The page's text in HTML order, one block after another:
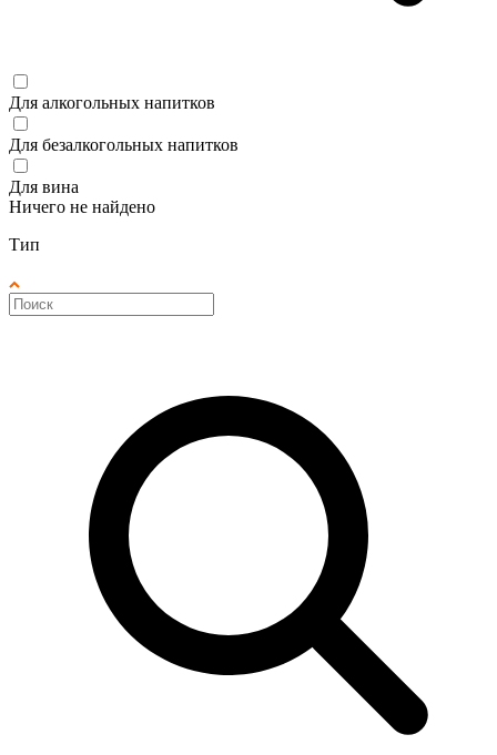
Для алкогольных напитков
Для безалкогольных напитков
Для вина
Ничего не найдено
Тип